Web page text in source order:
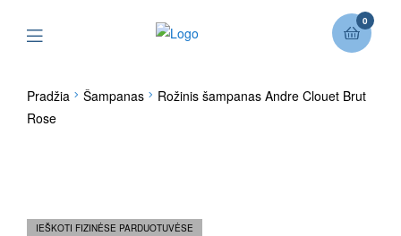
0
Pradžia Šampanas
Rožinis šampanas Andre Clouet Brut
Rose
IEŠKOTI FIZINĖSE PARDUOTUVĖSE